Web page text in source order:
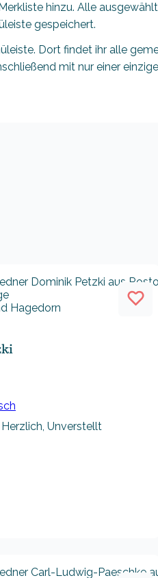
hinzu. Alle
gespeichert.
Dort findet ihr alle
mit nur einer
Hagedorn
Herzlich, Unverstellt